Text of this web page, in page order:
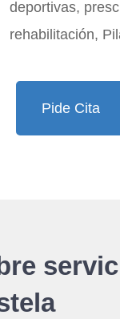
deportivas,
rehabilitación,
Pide Cita